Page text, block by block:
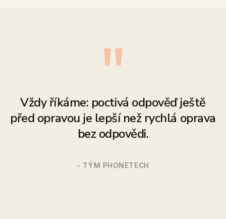
"
Vždy říkáme: poctivá odpověď ještě
před opravou je lepší než rychlá oprava
bez odpovědi.
- TÝM PHONETECH